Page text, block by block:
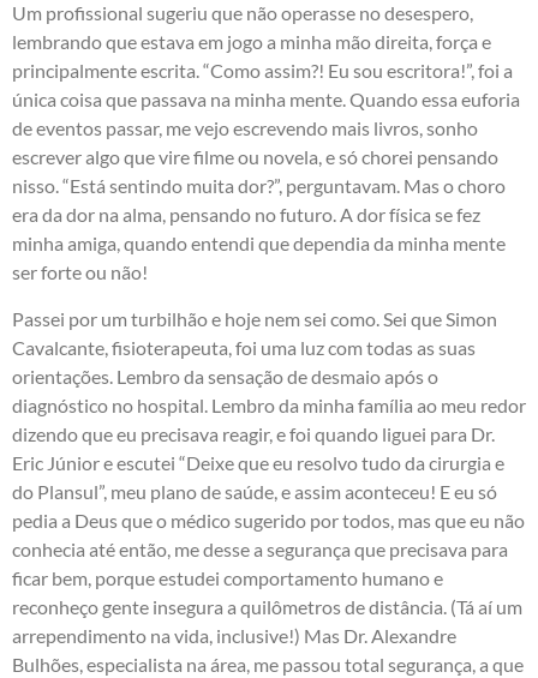
Um profissional sugeriu que não operasse no desespero,
lembrando que estava em jogo a minha mão direita, força e
principalmente escrita. “Como assim?! Eu sou escritora!”, foi a
única coisa que passava na minha mente. Quando essa euforia
de eventos passar, me vejo escrevendo mais livros, sonho
escrever algo que vire filme ou novela, e só chorei pensando
nisso. “Está sentindo muita dor?”, perguntavam. Mas o choro
era da dor na alma, pensando no futuro. A dor física se fez
minha amiga, quando entendi que dependia da minha mente
ser forte ou não!
Passei por um turbilhão e hoje nem sei como. Sei que Simon
Cavalcante, fisioterapeuta, foi uma luz com todas as suas
orientações. Lembro da sensação de desmaio após o
diagnóstico no hospital. Lembro da minha família ao meu redor
dizendo que eu precisava reagir, e foi quando liguei para Dr.
Eric Júnior e escutei “Deixe que eu resolvo tudo da cirurgia e
do Plansul”, meu plano de saúde, e assim aconteceu! E eu só
pedia a Deus que o médico sugerido por todos, mas que eu não
conhecia até então, me desse a segurança que precisava para
ficar bem, porque estudei comportamento humano e
reconheço gente insegura a quilômetros de distância. (Tá aí um
arrependimento na vida, inclusive!) Mas Dr. Alexandre
Bulhões, especialista na área, me passou total segurança, a que